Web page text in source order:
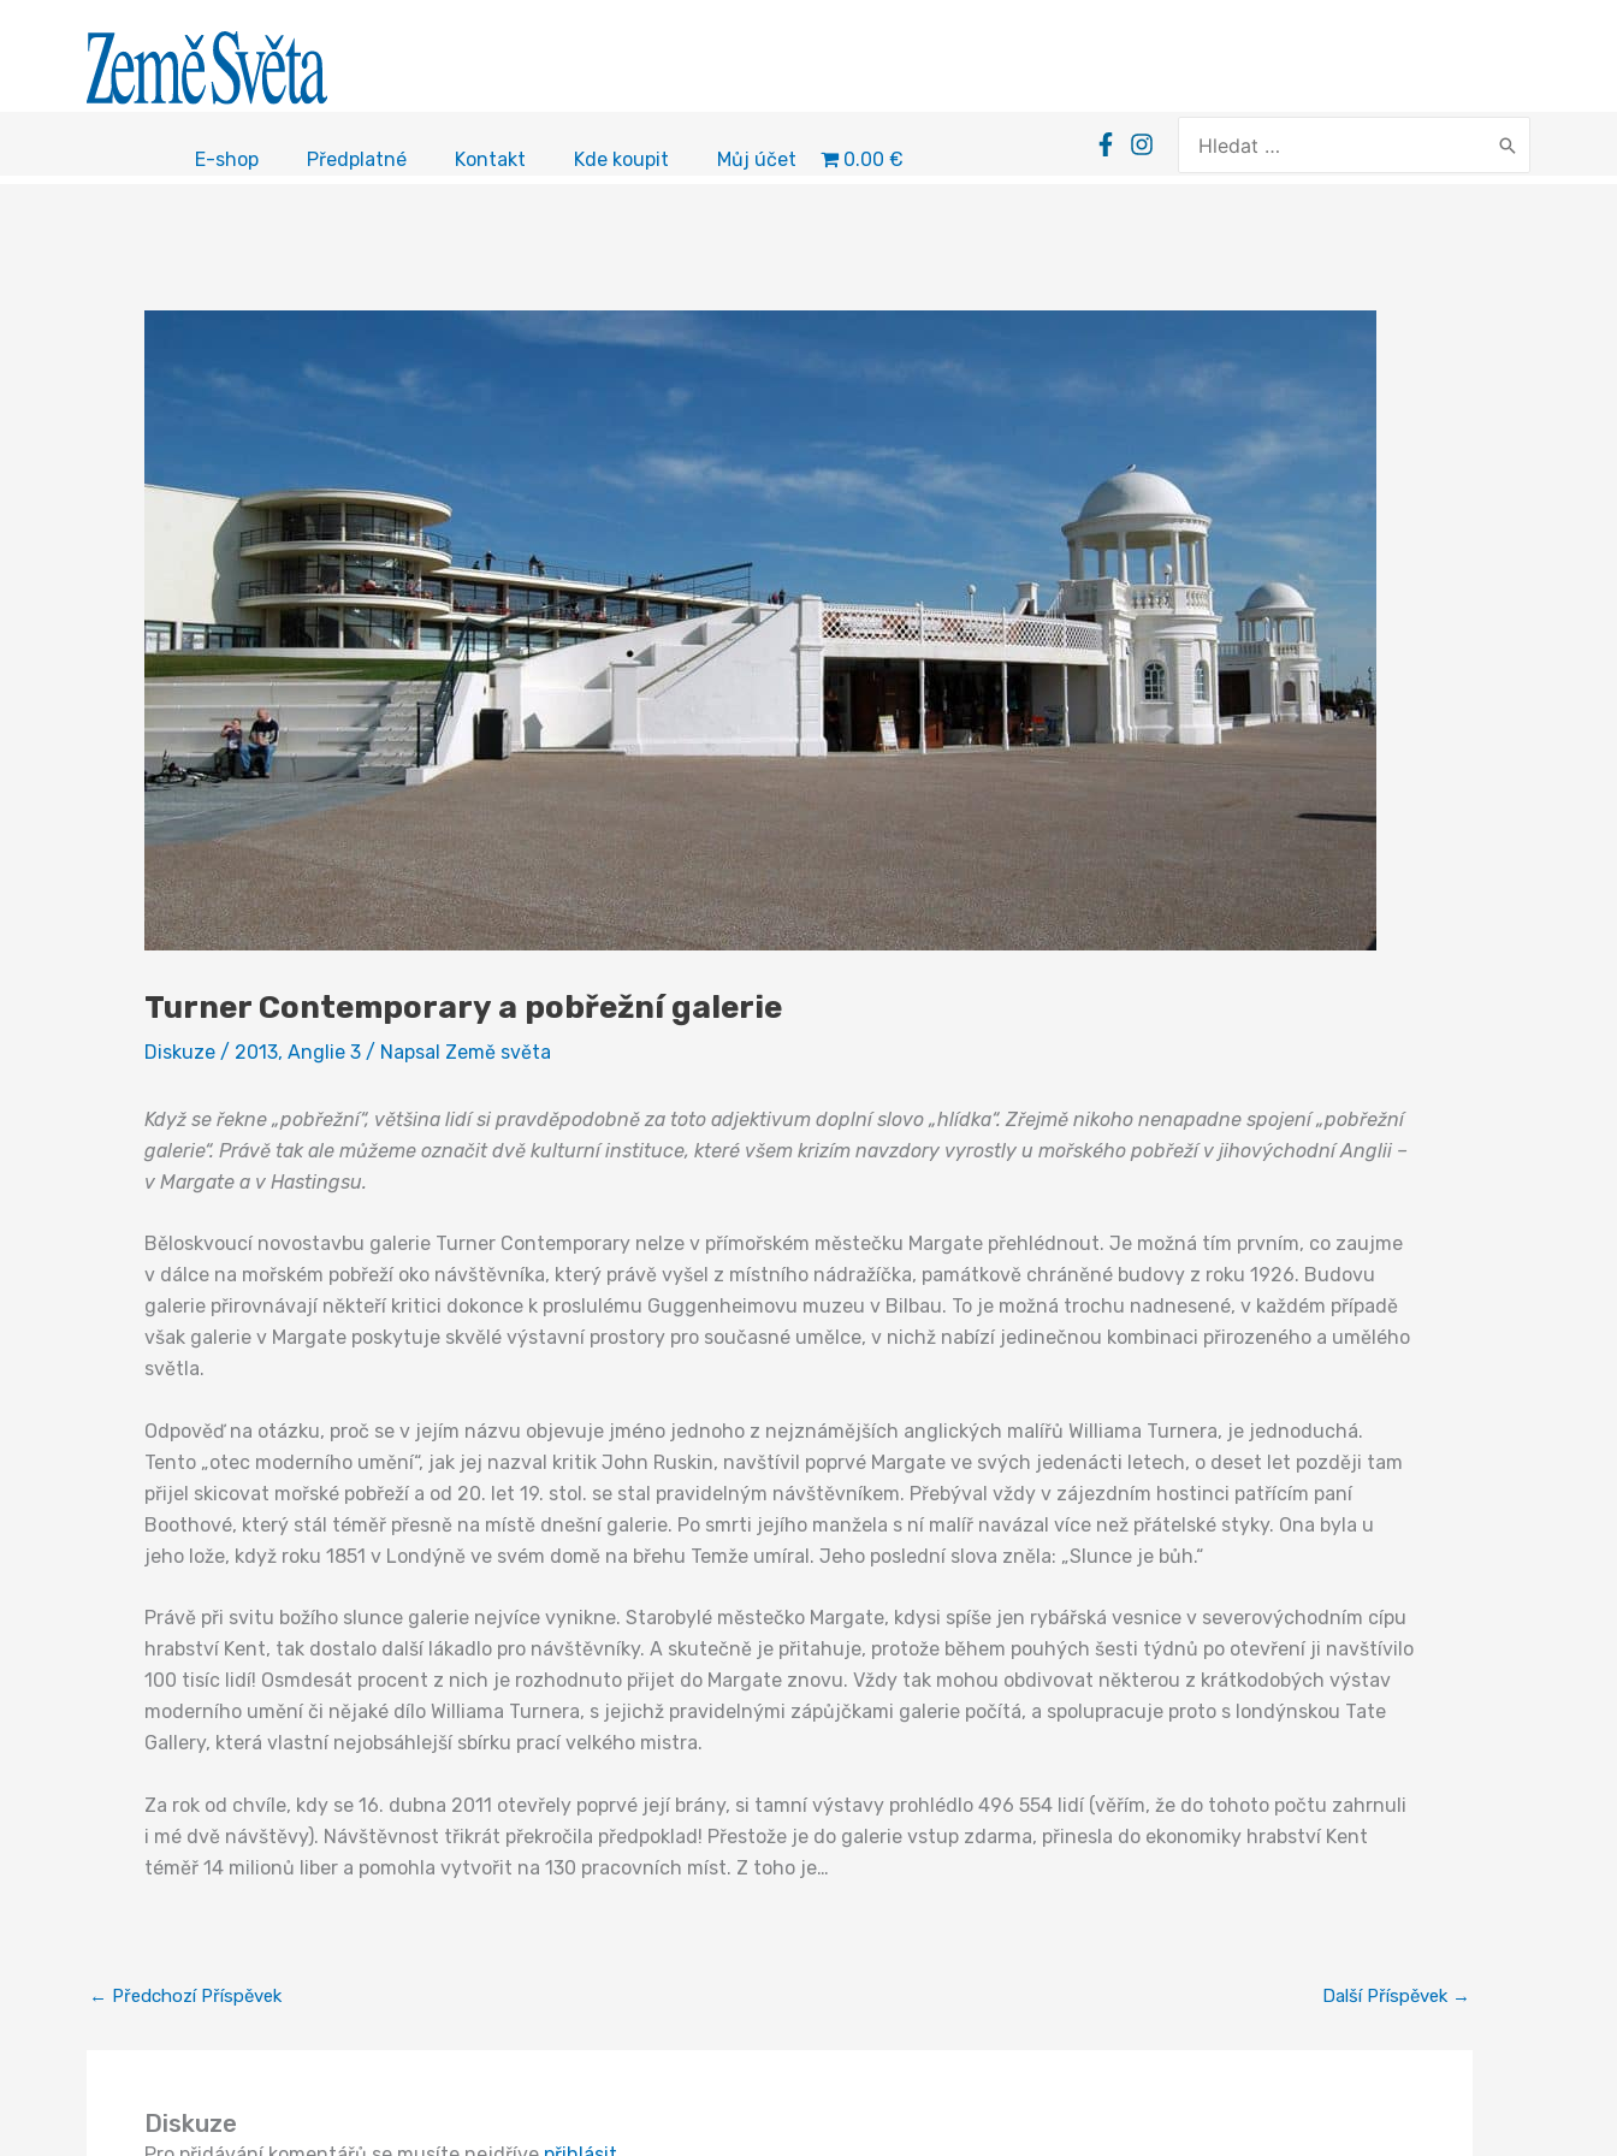
E-shop Předplatné Kontakt Kde koupit Můj účet 0.00 €
for:
Turner Contemporary a pobřežní galerie
Diskuze / 2013, Anglie 3 / Napsal Země světa
Když se řekne „pobřežní“, většina lidí si pravděpodobně za toto adjektivum doplní slovo „hlídka“. Zřejmě nikoho nenapadne spojení „pobřežní
galerie“. Právě tak ale můžeme označit dvě kulturní instituce, které všem krizím navzdory vyrostly u mořského pobřeží v jihovýchodní Anglii –
v Margate a v Hastingsu.
Běloskvoucí novostavbu galerie Turner Contemporary nelze v přímořském městečku Margate přehlédnout. Je možná tím prvním, co zaujme
v dálce na mořském pobřeží oko návštěvníka, který právě vyšel z místního nádražíčka, památkově chráněné budovy z roku 1926. Budovu
galerie přirovnávají někteří kritici dokonce k proslulému Guggenheimovu muzeu v Bilbau. To je možná trochu nadnesené, v každém případě
však galerie v Margate poskytuje skvělé výstavní prostory pro současné umělce, v nichž nabízí jedinečnou kombinaci přirozeného a umělého
světla.
Odpověď na otázku, proč se v jejím názvu objevuje jméno jednoho z nejznámějších anglických malířů Williama Turnera, je jednoduchá.
Tento „otec moderního umění“, jak jej nazval kritik John Ruskin, navštívil poprvé Margate ve svých jedenácti letech, o deset let později tam
přijel skicovat mořské pobřeží a od 20. let 19. stol. se stal pravidelným návštěvníkem. Přebýval vždy v zájezdním hostinci patřícím paní
Boothové, který stál téměř přesně na místě dnešní galerie. Po smrti jejího manžela s ní malíř navázal více než přátelské styky. Ona byla u
jeho lože, když roku 1851 v Londýně ve svém domě na břehu Temže umíral. Jeho poslední slova zněla: „Slunce je bůh.“
Právě při svitu božího slunce galerie nejvíce vynikne. Starobylé městečko Margate, kdysi spíše jen rybářská vesnice v severovýchodním cípu
hrabství Kent, tak dostalo další lákadlo pro návštěvníky. A skutečně je přitahuje, protože během pouhých šesti týdnů po otevření ji navštívilo
100 tisíc lidí! Osmdesát procent z nich je rozhodnuto přijet do Margate znovu. Vždy tak mohou obdivovat některou z krátkodobých výstav
moderního umění či nějaké dílo Williama Turnera, s jejichž pravidelnými zápůjčkami galerie počítá, a spolupracuje proto s londýnskou Tate
Gallery, která vlastní nejobsáhlejší sbírku prací velkého mistra.
Za rok od chvíle, kdy se 16. dubna 2011 otevřely poprvé její brány, si tamní výstavy prohlédlo 496 554 lidí (věřím, že do tohoto počtu zahrnuli
i mé dvě návštěvy). Návštěvnost třikrát překročila předpoklad! Přestože je do galerie vstup zdarma, přinesla do ekonomiky hrabství Kent
téměř 14 milionů liber a pomohla vytvořit na 130 pracovních míst. Z toho je…
← Předchozí Příspěvek Další Příspěvek →
Diskuze